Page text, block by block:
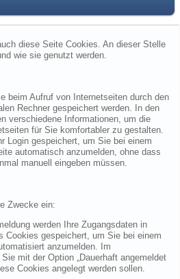
diese Seite Cookies. An dieser Stelle
wie sie genutzt werden.
beim Aufruf von Internetseiten durch den
Rechner gespeichert werden. In den
verschiedene Informationen, um die
für Sie komfortabler zu gestalten.
Login gespeichert, um Sie bei einem
automatisch anzumelden, ohne dass
manuell eingeben müssen.
Zwecke ein:
werden Ihre Zugangsdaten in
Cookies gespeichert, um Sie bei einem
anzumelden. Im
mit der Option „Dauerhaft angemeldet
Cookies angelegt werden sollen.